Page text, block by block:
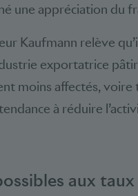
une appréciation du
Kaufmann relève
exportatrice
moins affectés,
à réduire
aux